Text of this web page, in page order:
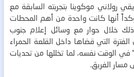
رولاني موكوينا بتجربته السابقة مع
أنها كانت واحدة من أهم المحطات
خلال حوار مع وسائل إعلام جنوب
الفترة التي قضاها داخل القلعة الحمراء
الوقت نفسه، لما تخللها من تحديات
الفريق.